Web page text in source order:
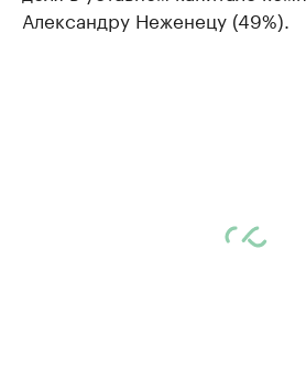
Александру Неженецу (49%).